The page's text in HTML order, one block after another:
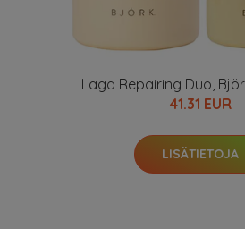
Laga Repairing Duo,
41.31 EUR
LISÄTIETOJA